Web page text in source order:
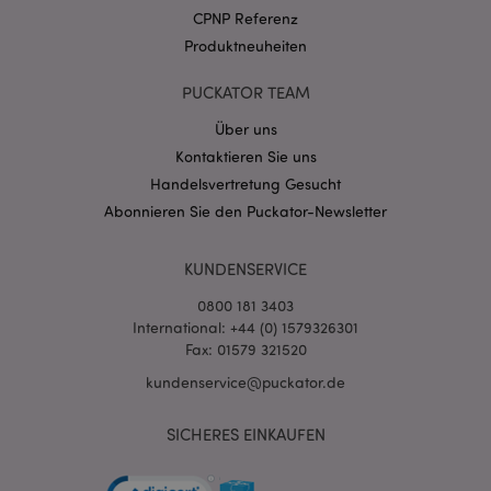
CPNP Referenz
Produktneuheiten
PUCKATOR TEAM
Über uns
Kontaktieren Sie uns
Handelsvertretung Gesucht
Abonnieren Sie den Puckator-Newsletter
KUNDENSERVICE
0800 181 3403
International: +44 (0) 1579326301
Fax: 01579 321520
kundenservice@puckator.de
SICHERES EINKAUFEN
mage-cache-storage-section-
invalidation